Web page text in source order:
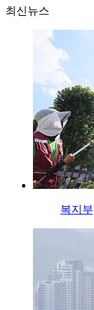
최신뉴스
복지